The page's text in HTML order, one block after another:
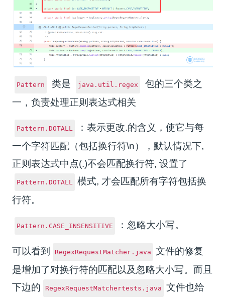
Pattern 类是 java.util.regex
包的三个类之
一，负责处理正则表达式相关
Pattern.DOTALL
：表示更改.的含义，使它与每
一个字符匹配（包括换行符\n），默认情况下,
正则表达式中点(.)不会匹配换行符, 设置了
Pattern.DOTALL
模式, 才会匹配所有字符包括换
行符。
Pattern.CASE_INSENSITIVE ：忽略大小写。
可以看到 RegexRequestMatcher.java
文件的修复
是增加了对换行符的匹配以及忽略大小写。而且
下边的
RegexRequestMatchertests.java
文件也给